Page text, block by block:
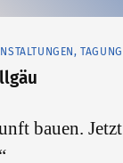
TAGUNG
bauen. Jetzt